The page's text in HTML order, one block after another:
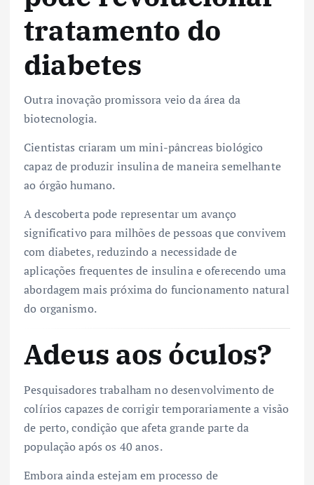
tratamento do
diabetes
Outra inovação promissora veio da área da
biotecnologia.
Cientistas criaram um mini-pâncreas biológico
capaz de produzir insulina de maneira semelhante
ao órgão humano.
A descoberta pode representar um avanço
significativo para milhões de pessoas que convivem
com diabetes, reduzindo a necessidade de
aplicações frequentes de insulina e oferecendo uma
abordagem mais próxima do funcionamento natural
do organismo.
Adeus aos óculos?
Pesquisadores trabalham no desenvolvimento de
colírios capazes de corrigir temporariamente a visão
de perto, condição que afeta grande parte da
população após os 40 anos.
Embora ainda estejam em processo de